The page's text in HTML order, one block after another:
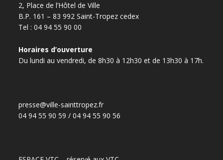
2, Place de l’Hôtel de Ville
B.P. 161 – 83 992 Saint-Tropez cedex
Tel : 04 94 55 90 00
Horaires d’ouverture
Du lundi au vendredi, de 8h30 à 12h30 et de 13h30 à 17h.
presse@ville-sainttropez.fr
04 94 55 90 59 / 04 94 55 90 56